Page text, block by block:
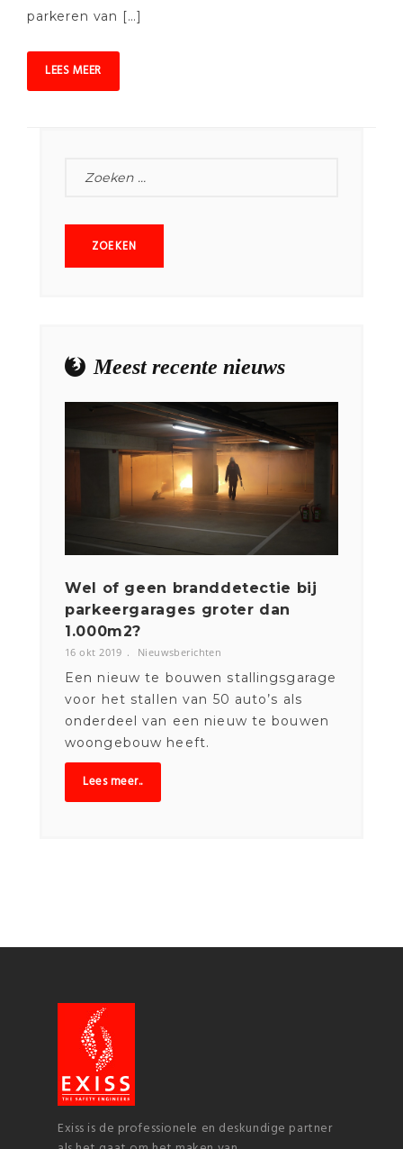
parkeren van […]
LEES MEER
Meest recente nieuws
Wel of geen branddetectie bij
parkeergarages groter dan
1.000m2?
16 okt 2019 Nieuwsberichten
Een nieuw te bouwen stallingsgarage
voor het stallen van 50 auto’s als
onderdeel van een nieuw te bouwen
woongebouw heeft.
Lees meer..
Exiss is de professionele en deskundige partner
NEWSLETTER
Get ti
mely
u
p
d
ates fr
o
m
y
o
ur f
av
orite
pr
o
d
ucts
Email